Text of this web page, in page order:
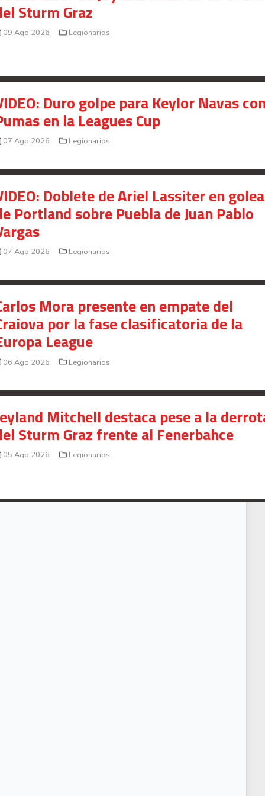
Your Add Here !!
Señal en vivo:
Sturm Graz
09 Ago 2026 Legionarios
Duro golpe para Keylor Navas
en la Leagues Cup
07 Ago 2026 Legionarios
Doblete de Ariel Lassiter en
Portland sobre Puebla de Juan Pablo
07 Ago 2026 Legionarios
Mora presente en empate del
por la fase clasificatoria de la
League
06 Ago 2026 Legionarios
Mitchell destaca pese a la
Sturm Graz frente al Fenerbahce
05 Ago 2026 Legionarios